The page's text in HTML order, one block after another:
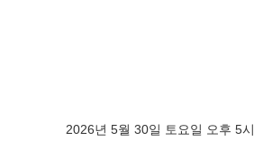
2026년 5월 30일 토요일 오후 5시